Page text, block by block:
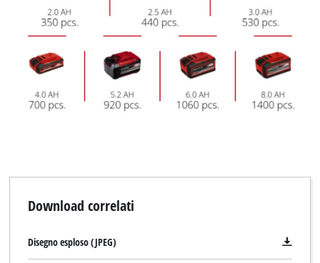
Download correlati
Disegno esploso (JPEG)